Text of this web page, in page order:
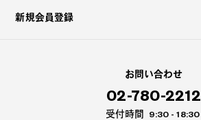
新規会員登録
お問い合わせ
02-780-2212
受付時間 9:30 - 18:30